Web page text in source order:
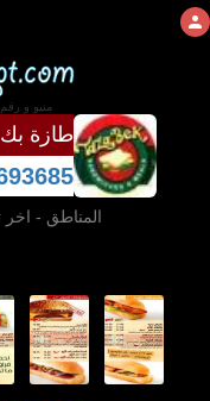
منيو و
طازة بك
المناطق - اخر